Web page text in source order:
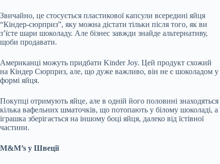
Звичайно, це стосується пластикової капсули всередині яйця
“Кіндер-сюрприз”, яку можна дістати тільки після того, як ви
з’їсте шари шоколаду. Але бізнес завжди знайде альтернативу,
щоби продавати.
Американці можуть придбати Kinder Joy. Цей продукт схожий
на Кіндер Сюрприз, але, що дуже важливо, він не є шоколадом у
формі яйця.
Покупці отримують яйце, але в одній його половині знаходяться
кілька вафельних шматочків, що потопають у білому шоколаді, а
іграшка зберігається на іншому боці яйця, далеко від їстівної
частини.
M&M’s у Швеції